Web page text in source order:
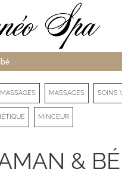
MASSAGES SOINS
MINCEUR
&